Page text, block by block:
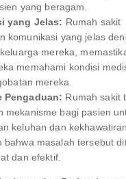
yang beragam.
yang Jelas: Rumah sakit
komunikasi yang jelas
mereka,
memahami kondisi
mereka.
Pengaduan: Rumah sakit
mekanisme bagi pasien
keluhan dan
bahwa masalah tersebut
dan efektif.